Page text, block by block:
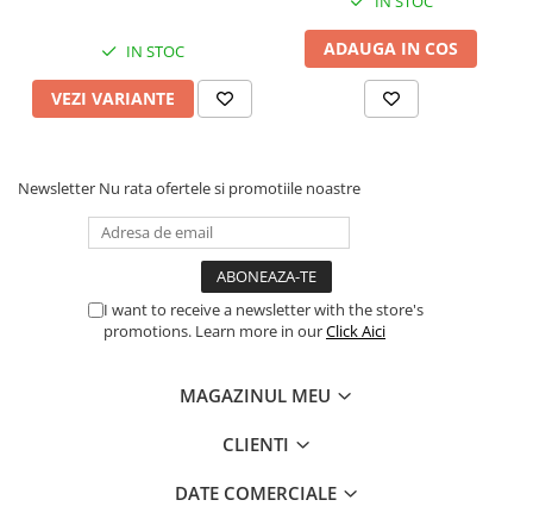
HDD Externe
SSD Interne
Memorii Flash
Ventilatoare & Sisteme de Răcire
IN STOC
VEZI VARIANTE
ADAUGA IN COS
Newsletter Nu rata ofertele si promotiile noastre
I want to receive a newsletter with the store's
promotions. Learn more in ourClick Aici
MAGAZINUL MEU
CLIENTI
DATE COMERCIALE